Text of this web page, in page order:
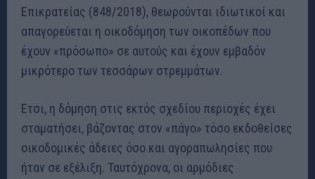
Επικρατείας (848/2018), θεωρούνται ιδιωτικοί και
απαγορεύεται η οικοδόμηση των οικοπέδων που
έχουν «πρόσωπο» σε αυτούς και έχουν εμβαδόν
μικρότερο των τεσσάρων στρεμμάτων.
Ετσι, η δόμηση στις εκτός σχεδίου περιοχές έχει
σταματήσει, βάζοντας στον «πάγο» τόσο εκδοθείσες
οικοδομικές άδειες όσο και αγοραπωλησίες που
ήταν σε εξέλιξη. Ταυτόχρονα, οι αρμόδιες